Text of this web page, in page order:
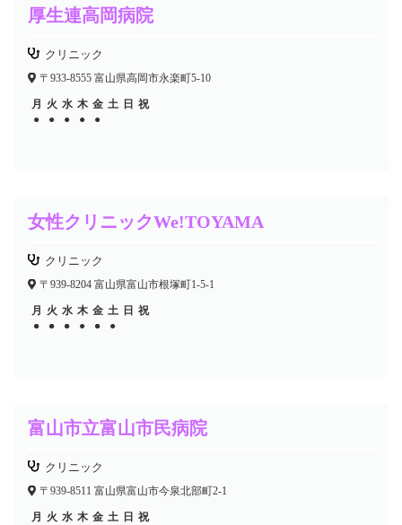
厚生連高岡病院
クリニック
〒933-8555 富山県高岡市永楽町5-10
月 火 水 木 金 土 日 祝
●
● ● ● ●
女性クリニックWe!TOYAMA
クリニック
〒939-8204 富山県富山市根塚町1-5-1
月 火 水 木 金 土 日 祝
●
● ● ● ● ●
● ●
● ●
富山市立富山市民病院
クリニック
〒939-8511 富山県富山市今泉北部町2-1
月 火 水 木 金 土 日 祝